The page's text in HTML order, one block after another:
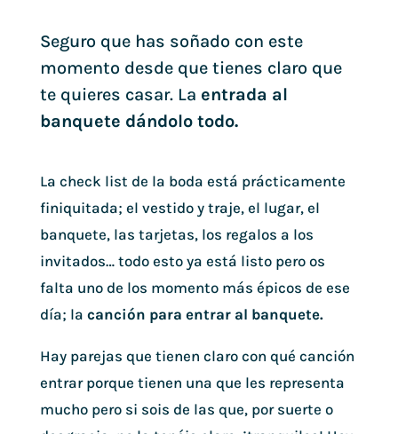
Seguro que has soñado con este
momento desde que tienes claro que
te quieres casar. La entrada al
banquete dándolo todo.
La check list de la boda está prácticamente
finiquitada; el vestido y traje, el lugar, el
banquete, las tarjetas, los regalos a los
invitados… todo esto ya está listo pero os
falta uno de los momento más épicos de ese
día; la canción para entrar al banquete.
Hay parejas que tienen claro con qué canción
entrar porque tienen una que les representa
mucho pero si sois de las que, por suerte o